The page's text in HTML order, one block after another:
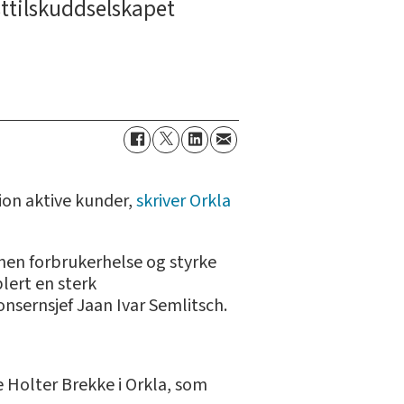
aktive kunder,skriver Orkla
forbrukerhelse og styrke
en sterk
Jaan Ivar Semlitsch.
Brekke i Orkla, som